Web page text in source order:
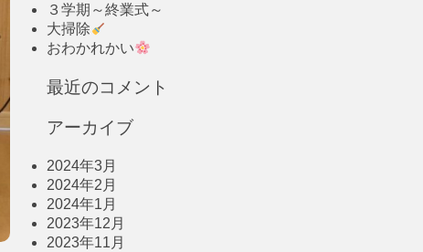
３学期～終業式～
大掃除
おわかれかい
最近のコメント
アーカイブ
2024年3月
2024年2月
2024年1月
2023年12月
2023年11月